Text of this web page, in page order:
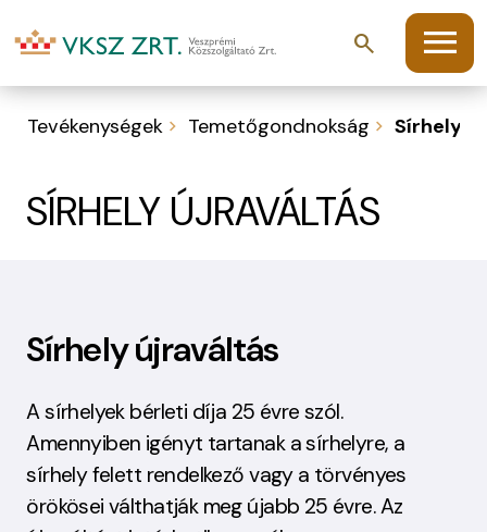
search menu
Tevékenységek Temetőgondnokság Sírhely
SÍRHELY ÚJRAVÁLTÁS
Sírhely újraváltás
A sírhelyek bérleti díja 25 évre szól.
Amennyiben igényt tartanak a sírhelyre, a
sírhely felett rendelkező vagy a törvényes
örökösei válthatják meg újabb 25 évre. Az